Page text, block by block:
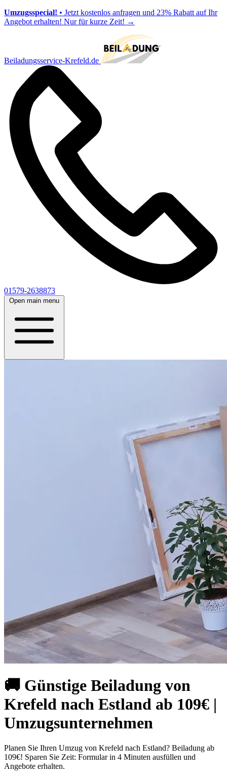
Umzugsspecial! • Jetzt kostenlos anfragen und 23% Rabatt auf Ihr
Angebot erhalten! Nur für kurze Zeit! →
Beiladungsservice-Krefeld.de
01579-2638873
Open main menu
🚚 Günstige Beiladung von
Krefeld nach Estland ab 109€ |
Umzugsunternehmen
Planen Sie Ihren Umzug von Krefeld nach Estland? Beiladung ab
109€! Sparen Sie Zeit: Formular in 4 Minuten ausfüllen und
Angebote erhalten.